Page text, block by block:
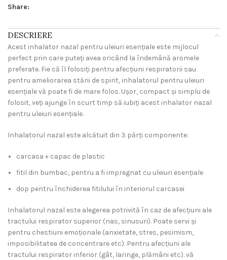
Share:
DESCRIERE
Acest inhalator nazal pentru uleiuri esențiale este mijlocul
perfect prin care puteți avea oricând la îndemână aromele
preferate. Fie că îl folosiți pentru afecțiuni respiratorii sau
pentru ameliorarea stării de spirit, inhalatorul pentru uleiuri
esențiale vă poate fi de mare folos. Ușor, compact și simplu de
folosit, veți ajunge în scurt timp să iubiți acest inhalator nazal
pentru uleiuri esențiale.
Inhalatorul nazal este alcătuit din 3 părți componente:
carcasa + capac de plastic
fitil din bumbac, pentru a fi impregnat cu uleiuri esențiale
dop pentru închiderea fitilului în interiorul carcasei
Inhalatorul nazal este alegerea potrivită în caz de afecțiuni ale
tractului respirator superior (nas, sinusuri). Poate servi și
pentru chestiuni emoționale (anxietate, stres, pesimism,
imposibilitatea de concentrare etc). Pentru afecțiuni ale
tractului respirator inferior (gât, laringe, plămâni etc). vă